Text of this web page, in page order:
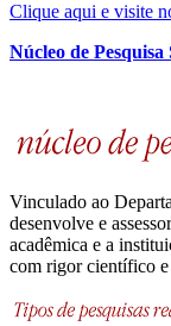
Clique aqui e visite
Núcleo de
Vinculado ao
desenvolve e
acadêmica e a
com rigor científico